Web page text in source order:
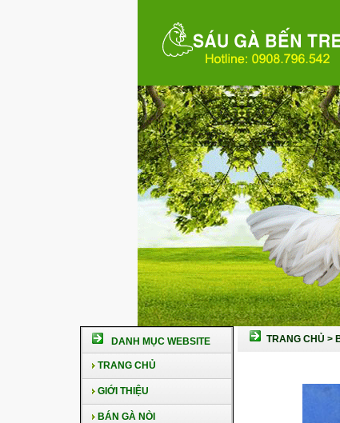
DANH MỤC WEBSITE
TRANG CHỦ
GIỚI THIỆU
BÁN GÀ NÒI
TRANG CHỦ >